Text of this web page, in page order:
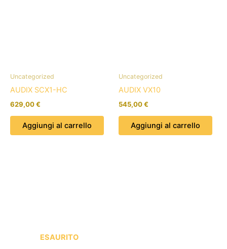
Uncategorized
AUDIX SCX1-HC
629,00€
Aggiungi al carrello
Uncategorized
AUDIX VX10
545,00€
Aggiungi al carrello
ESAURITO